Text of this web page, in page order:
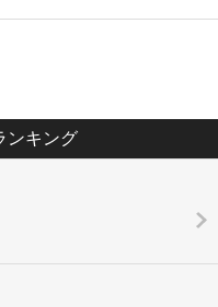
ンキング